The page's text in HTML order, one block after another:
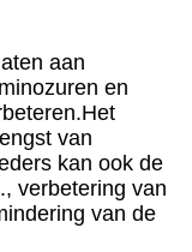
aan
en
van
kan ook de
verbetering van
van de